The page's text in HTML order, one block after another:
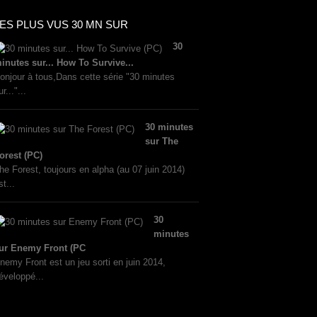
PLUS VUS 30 MN SUR
30
sur... How To Survive...
à tous,Dans cette série "30 minutes
30 minutes
sur The
(PC)
Forest, toujours en alpha (au 07 juin 2014)
30
minutes
Enemy Front (PC
Front est un jeu sorti en juin 2014,